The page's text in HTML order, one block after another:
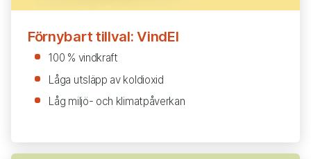
Förnybart tillval: VindEl
100 % vindkraft
Låga utsläpp av koldioxid
Låg miljö- och klimatpåverkan